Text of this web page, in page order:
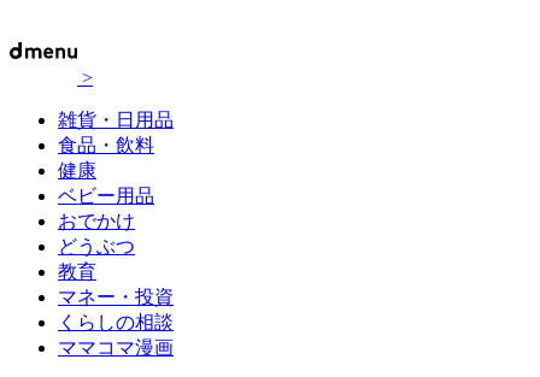
>
雑貨・日用品
食品・飲料
健康
ベビー用品
おでかけ
どうぶつ
教育
マネー・投資
くらしの相談
ママコマ漫画